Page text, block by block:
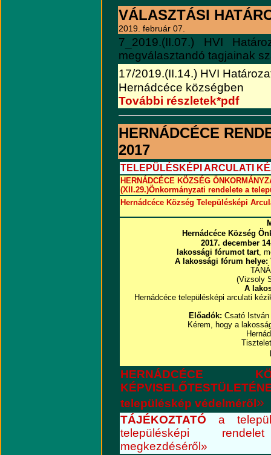
VÁLASZTÁSI
2019. február 07.
7_2019.(II.07.) HVI
megválasztandó tagjainak
17/2019.(II.14.) HVI
Hernádcéce községben
További részletek*pdf
HERNÁDCÉCE
2017
TELEPÜLÉSKÉPI ARCULATI
HERNÁDCÉCE KÖZSÉG
(XII.29.)Önkormányzati rendelete a
Hernádcéce Község Településképi
Hernádcéce Község
2017. december
lakossági fórumot tart,
A lakossági fórum helye:
(Vizsoly
A
Hernádcéce településképi arculati
Előadók: Csató István
Kérem, hogy a
HERNÁDCÉCE
településkép védelméről »
TÁJÉKOZTATÓ a
településképi
megkezdéséről»